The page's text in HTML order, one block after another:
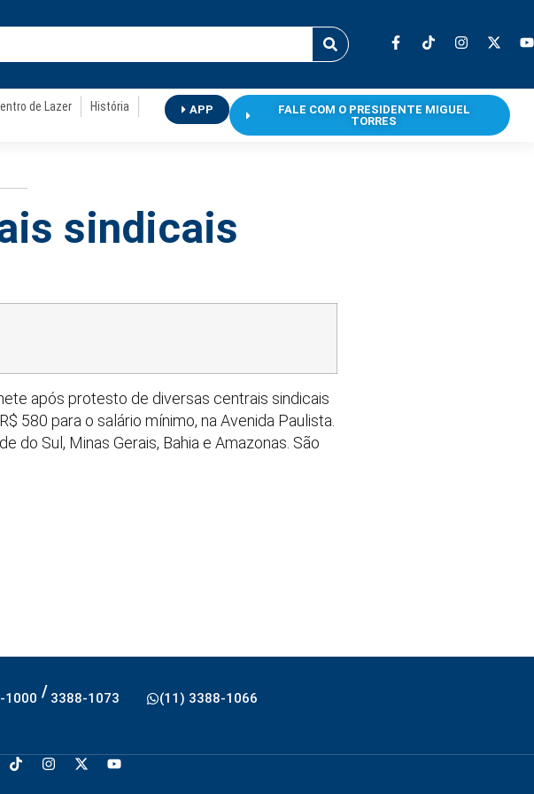
de Lazer
História
APP
FALE COM O PRESIDENTE MIGUEL
TORRES
sindicais
após protesto de diversas centrais sindicais
580 para o salário mínimo, na Avenida Paulista.
do Sul, Minas Gerais, Bahia e Amazonas. São
1000 / 3388-1073 (11) 3388-1066